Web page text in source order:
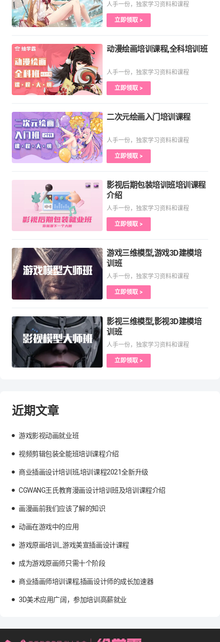
人手一份，独家学习资料和课程
立即领取 >
动漫绘画培训课程,全科培训班
人手一份，独家学习资料和课程
立即领取 >
二次元绘画入门培训课程
人手一份，独家学习资料和课程
立即领取 >
影视后期包装培训班培训课程
介绍
人手一份，独家学习资料和课程
立即领取 >
游戏三维模型,游戏3D建模培
训班
人手一份，独家学习资料和课程
立即领取 >
影视三维模型,影视3D建模培
训班
人手一份，独家学习资料和课程
立即领取 >
近期文章
游戏影视动画就业班
视频剪辑包装全能班培训课程介绍
商业插画设计培训班,培训课程2021全新升级
CGWANG王氏教育漫画设计培训班及培训课程介绍
画漫画前我们应该了解的知识
动画在游戏中的应用
游戏原画培训_游戏美宣插画设计课程
成为游戏原画师只需十个阶段
商业插画师培训课程,插画设计师的成长加速器
3D美术应用广阔，参加培训高薪就业